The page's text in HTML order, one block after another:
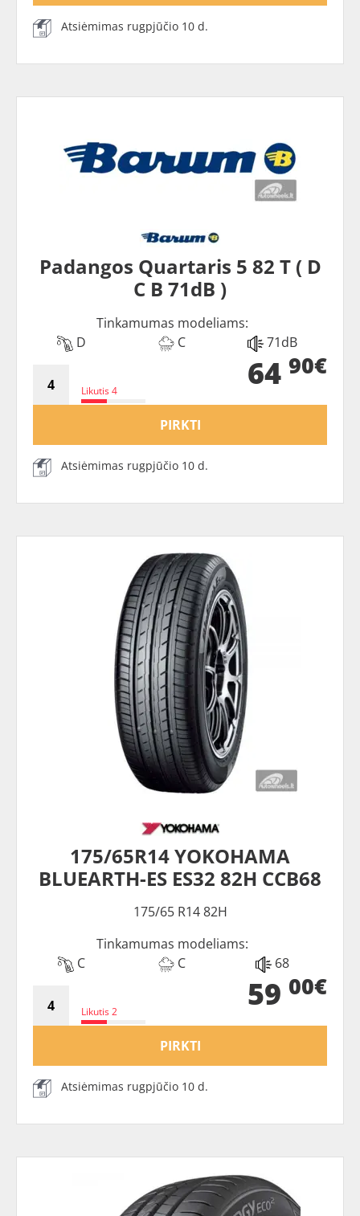
Atsiėmimas rugpjūčio 10 d.
Padangos Quartaris 5 82 T ( D
C B 71dB )
Tinkamumas modeliams:
D
C 71dB
Likutis 4 64 90€
PIRKTI
Atsiėmimas rugpjūčio 10 d.
175/65R14 YOKOHAMA
BLUEARTH-ES ES32 82H CCB68
175/65 R14 82H
Tinkamumas modeliams:
C
C 68
Likutis 2 59 00€
PIRKTI
Atsiėmimas rugpjūčio 10 d.